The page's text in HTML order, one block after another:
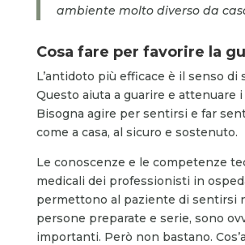
ambiente molto diverso da
Cosa fare per favorire la
L’antidoto più efficace è il senso di
Questo aiuta a guarire e attenuare
Bisogna agire per sentirsi e far
come a casa, al sicuro e sostenuto.
Le conoscenze e le competenze
medicali dei professionisti in
permettono al paziente di sentirsi
persone preparate e serie, sono
importanti. Però non bastano.